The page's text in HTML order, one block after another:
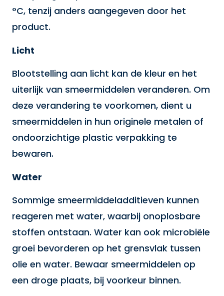
°C, tenzij anders aangegeven door het
product.
Licht
Blootstelling aan licht kan de kleur en het
uiterlijk van smeermiddelen veranderen. Om
deze verandering te voorkomen, dient u
smeermiddelen in hun originele metalen of
ondoorzichtige plastic verpakking te
bewaren.
Water
Sommige smeermiddeladditieven kunnen
reageren met water, waarbij onoplosbare
stoffen ontstaan. Water kan ook microbiële
groei bevorderen op het grensvlak tussen
olie en water. Bewaar smeermiddelen op
een droge plaats, bij voorkeur binnen.